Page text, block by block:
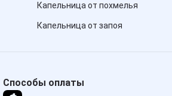
Капельница от похмелья
Капельница от запоя
Способы оплаты